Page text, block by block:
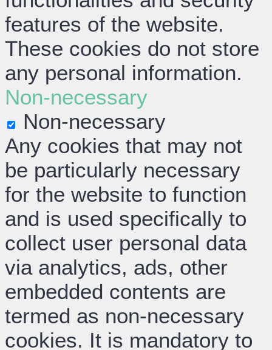
features of the website.
These cookies do not store
any personal information.
Non-necessary
Non-necessary
Any cookies that may not
be particularly necessary
for the website to function
and is used specifically to
collect user personal data
via analytics, ads, other
embedded contents are
termed as non-necessary
cookies. It is mandatory to